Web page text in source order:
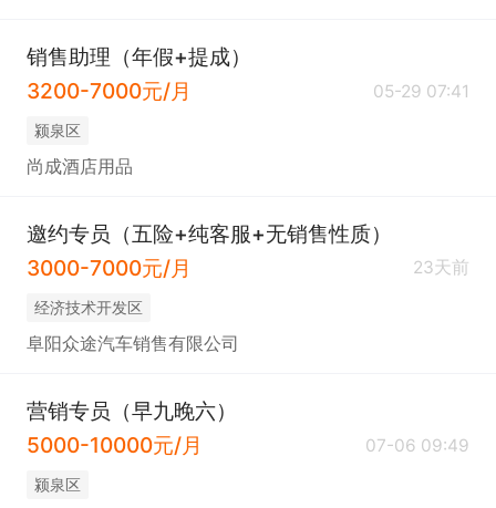
销售助理（年假+提成）
3200-7000元/月
05-29 07:41
颍泉区
尚成酒店用品
邀约专员（五险+纯客服+无销售性质）
3000-7000元/月
23天前
经济技术开发区
阜阳众途汽车销售有限公司
营销专员（早九晚六）
5000-10000元/月
07-06 09:49
颍泉区